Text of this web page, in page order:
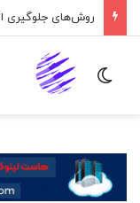
تغییر پوسته